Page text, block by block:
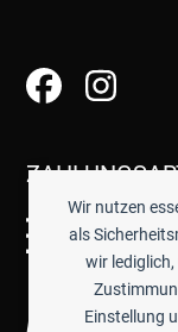
Wir nutzen
als
wir lediglich,
Einstellung